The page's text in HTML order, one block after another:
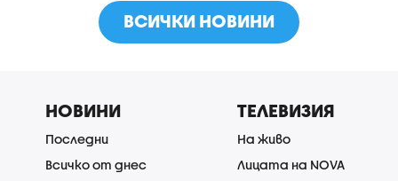
ВСИЧКИ НОВИНИ
НОВИНИ
Последни
Всичко от днес
ТЕЛЕВИЗИЯ
На живо
Лицата на NOVA